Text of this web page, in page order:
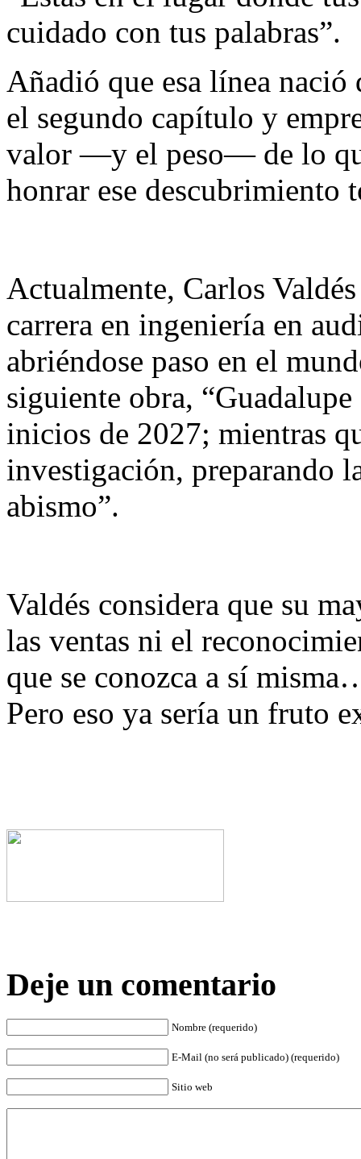
cuidado con tus palabras”.
Añadió que esa línea
el segundo capítulo y
valor —y el peso— de lo
honrar ese descubrimiento
Actualmente, Carlos
carrera en ingeniería en
abriéndose paso en el
siguiente obra,
inicios de 2027; mientras
investigación, preparando
abismo”.
Valdés considera que su
las ventas ni el
que se conozca a sí
Pero eso ya sería un fruto
Deje un comentario
Nombre (requerido)
E-Mail (no será publicado) (requerido)
Sitio web